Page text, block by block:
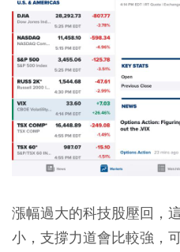
漲幅過大的科技股壓回，
小，支撐力道會比較強，